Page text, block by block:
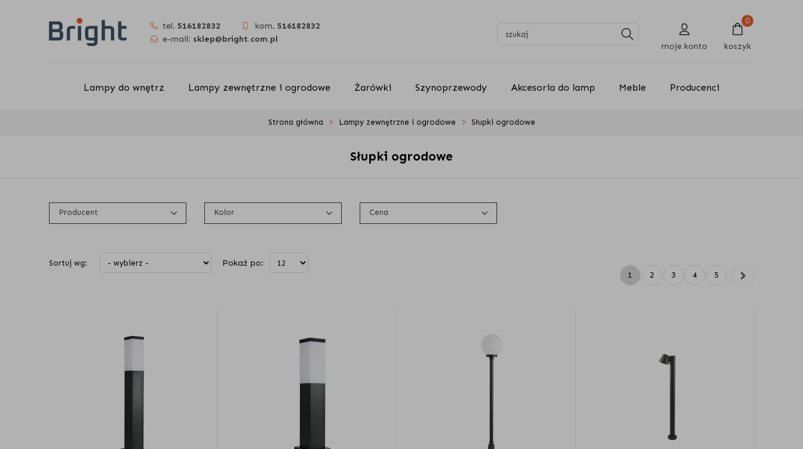
tel. 516182832 kom. 516182832
e-mail: sklep@bright.com.pl
moje konto
0
koszyk
Lampy do wnętrz Lampy zewnętrzne i ogrodowe Żarówki Szynoprzewody Akcesoria do lamp Meble Producenci
Strona główna Lampy zewnętrzne i ogrodowe Słupki ogrodowe
Słupki ogrodowe
Producent Kolor Cena
Sortuj wg:
Pokaż po:
1
2 3 4 5